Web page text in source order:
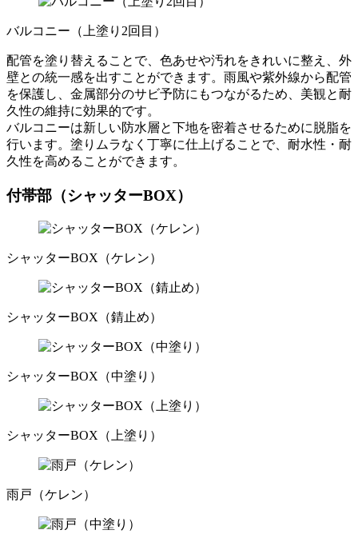
バルコニー（上塗り2回目）
配管を塗り替えることで、色あせや汚れをきれいに整え、外
壁との統一感を出すことができます。雨風や紫外線から配管
を保護し、金属部分のサビ予防にもつながるため、美観と耐
久性の維持に効果的です。
バルコニーは新しい防水層と下地を密着させるために脱脂を
行います。塗りムラなく丁寧に仕上げることで、耐水性・耐
久性を高めることができます。
付帯部（シャッターBOX）
シャッターBOX（ケレン）
シャッターBOX（錆止め）
シャッターBOX（中塗り）
シャッターBOX（上塗り）
雨戸（ケレン）